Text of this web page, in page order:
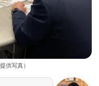
供写真）